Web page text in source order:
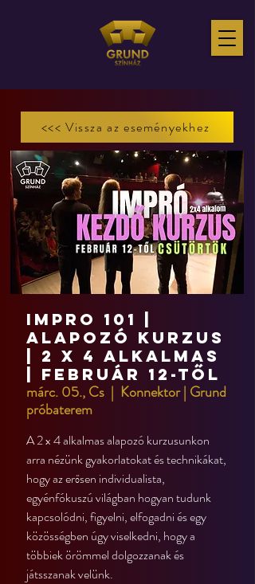
<<< Vissza az eseményekhez
IMPRO 101 |
Alapozó kurzus
| 2 x 4 alkalmas
| február 12-től
márc. 05., Cs
  |
Konnektor | Grund
próbaterem
A 2 x 4 alkalmas alapozó kurzusunkon
arra nézünk gyakorlatokat és technikákat,
hogy az erősen individualista,
egyénfókuszú világban hogyan tudunk
kapcsolódni, figyelni, elfogadni és egy
közösségben úgy viselkedni, hogy a
többiek örömmel dolgozzanak és
játsszanak velünk.